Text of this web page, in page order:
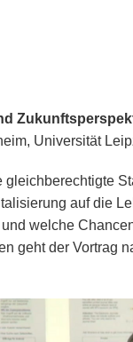
Universität
gleichberechtigte
auf die
welche
geht der Vortrag